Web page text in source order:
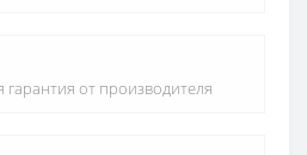
от производителя